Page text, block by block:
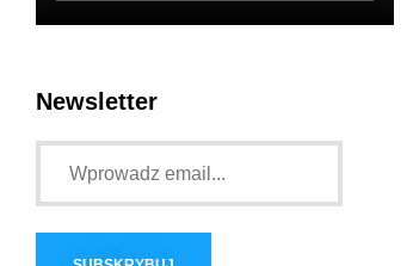
Newsletter